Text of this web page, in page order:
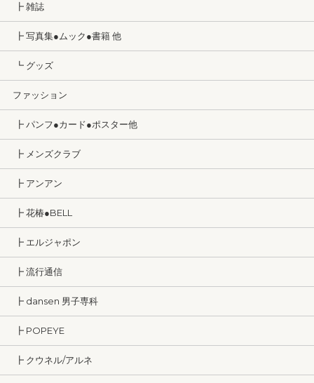
┣ 雑誌
┣ 写真集●ムック●書籍 他
┗ グッズ
ファッション
┣ パンフ●カード●ポスター他
┣ メンズクラブ
┣ アンアン
┣ 花椿●BELL
┣ エルジャポン
┣ 流行通信
┣ dansen 男子専科
┣ POPEYE
┣ クウネル/アルネ